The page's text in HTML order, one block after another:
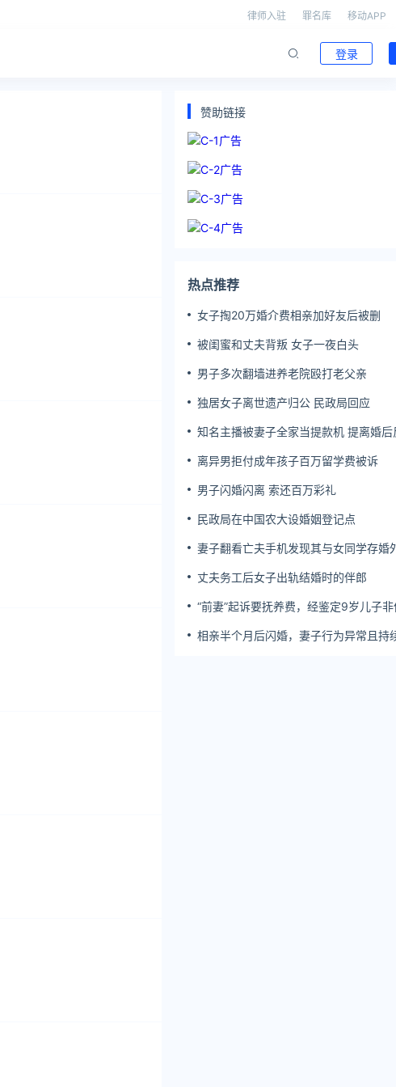
律师入驻 罪名库 移动APP
登录
赞助链接
热点推荐
女子掏20万婚介费相亲加好友后被删
被闺蜜和丈夫背叛 女子一夜白头
男子多次翻墙进养老院殴打老父亲
独居女子离世遗产归公 民政局回应
知名主播被妻子全家当提款机 提离婚后
离异男拒付成年孩子百万留学费被诉
男子闪婚闪离 索还百万彩礼
民政局在中国农大设婚姻登记点
妻子翻看亡夫手机发现其与女同学存婚
丈夫务工后女子出轨结婚时的伴郎
“前妻”起诉要抚养费，经鉴定9岁儿子
相亲半个月后闪婚，妻子行为异常且持